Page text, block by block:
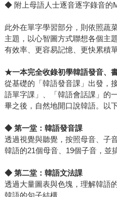
◆ 附上母語人士逐音逐字錄音的
此外在單字學習部分，則依照蔬
主題，以心智圖方式聯想各個主
有效率、更容易記憶、更快累積單
★一本完全收錄初學韓語發音、
從基礎的「韓語發音課」出發，
語單字課」、「韓語會話課」的
畢之後，自然地開口說韓語。以
◆ 第一堂：韓語發音課
透過視覺與聽覺，按照母音、子
韓語的21個母音、19個子音，並
◆ 第二堂：韓語文法課
透過大量圖表與色塊，理解韓語
韓語的句子結構。